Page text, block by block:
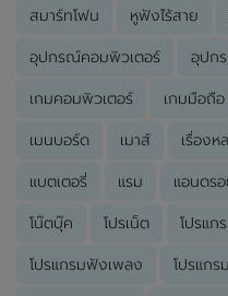
สมาร์ทโฟน หูฟังไร้สาย
อุปกรณ์คอมพิวเตอร์ อุปก
เกมคอมพิวเตอร์ เกมมือถือ
เมนบอร์ด เมาส์ เรื่องห
แบตเตอรี่ แรม แอนดร
โน๊ตบุ๊ค โปรเน็ต โปรแก
โปรแกรมฟังเพลง โปรแกร